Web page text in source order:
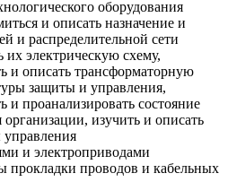
оборудования
и описать назначение и
и распределительной сети
их электрическую схему,
и описать трансформаторную
защиты и управления,
и проанализировать состояние
организации, изучить и описать
управления
и электроприводами
прокладки проводов и кабельных